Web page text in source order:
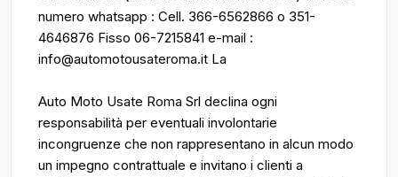
numero whatsapp : Cell. 366-6562866 o 351-
4646876 Fisso 06-7215841 e-mail :
info@automotousateroma.it La
Auto Moto Usate Roma Srl declina ogni
responsabilità per eventuali involontarie
incongruenze che non rappresentano in alcun modo
un impegno contrattuale e invitano i clienti a